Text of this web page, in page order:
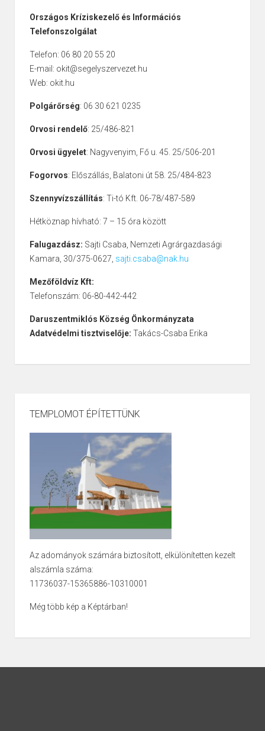
Országos Kríziskezelő és Információs
Telefonszolgálat
Telefon: 06 80 20 55 20
E-mail: okit@segelyszervezet.hu
Web: okit.hu
Polgárőrség: 06 30 621 0235
Orvosi rendelő: 25/486-821
Orvosi ügyelet: Nagyvenyim, Fő u. 45. 25/506-201
Fogorvos: Előszállás, Balatoni út 58. 25/484-823
Szennyvízszállítás: Ti-tó Kft. 06-78/487-589
Hétköznap hívható: 7 – 15 óra között
Falugazdász: Sajti Csaba, Nemzeti Agrárgazdasági
Kamara, 30/375-0627, sajti.csaba@nak.hu
Mezőföldvíz Kft:
Telefonszám: 06-80-442-442
Daruszentmiklós Község Önkormányzata
Adatvédelmi tisztviselője: Takács-Csaba Erika
TEMPLOMOT ÉPÍTETTÜNK
Az adományok számára biztosított, elkülönítetten kezelt
alszámla száma:
11736037-15365886-10310001
Még több kép a Képtárban!